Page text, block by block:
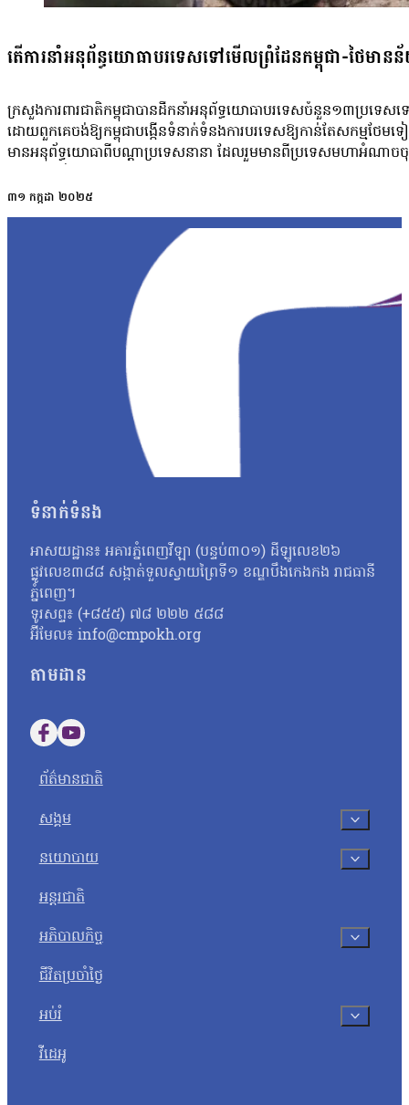
កៀរគរវិនិយោគិនឱ្យបោះទុនរកស៊ីតាមខ្សែក្រវាត់ព្រំដែនដើម្បីបង្កើតការងារឱ្
ពីរបីថ្ងៃជាប់គ្នា ដោយសារគ្មានអ្នកជិះ។ លោកកត់សម្គាល់ឃើញពលរដ្ឋខ្មែរ
ចេញពីក្រុងប៉ោយប៉ែតបណ្ដើរៗ ទំនងជាទៅស្រុកកំណើត ឬស្វែងរកការងារធ្
កំពុងបង្កការលំបាកផ្នែកជីវភាពសម្រាប់លោក។ លោកលើកឡើងថា៖«សូម
ព្រំដែនផង កុំទុកចោល កុំមើលរំលង ព្រោះអីបន្ទាប់ពីចុះបង្ក្រាបពួកស្កេមអ
ច្បាស់ជាមានបន្សល់ទុកនូវវិបត្តិសេដ្ឋកិច្ចរបស់ប្រជាជនដែលរស់នៅតំបន់ហ្
បន្តថា៖ «ដោយសារដំបូងៗពួកយើងទទួលយកអត់បានទេ ភ្លាមៗ យើងយកអ
អារម្មណ៍គេវិញមើល ថាចំណូលដែលយើងរកបានរាល់ថ្ងៃហើយ សុខៗស្រាប់
ចំណូលភ្លាមៗ យើងប្រវេប្រវាអត់ដឹងរកអីទេ ទទួលយកអត់បានទេភ្លាមៗ»។
សេដ្ឋកិច្ចពលរដ្ឋមូលដ្ឋាននៅពេលនេះ មិនមែនកើតឡើងតែចំពោះពលរដ្ឋន
ឡើយ ពោលគឺនៅតាមបណ្ដាខេត្តនានាស្ទើរពេញផ្ទៃប្រទេស ចាប់តាំងពីរដ្ឋាភិ
ដាក់ចេញនូវយុទ្ធនាការបង្ក្រាប និងបោសសម្អាតឧក្រិដ្ឋកម្មអនឡាញទ្រង់ទ្រ
ត្រឹមកំឡុងខែមេសា ឆ្នាំ២០២៦។ យោងតាមក្រសួងមហាផ្ទៃ រយៈពេលបីខែដំ
អាជ្ញាធរកម្ពុជាបានបង្ក្រាបទីតាំងឆបោកតាមប្រព័ន្ធបច្ចេកវិទ្យាចំនួន ១២០ទីតាំ
ចំនួន១៤។ ក្នុងប្រតិបត្តិការទាំងនេះ សមត្ថកិច្ចបានឃាត់ខ្លួនមនុស្សជាង៦ព
និងមាន២៣សញ្ជាតិ។ ចំណែកនៅក្នុងខែមេសា ឆ្នាំ២០២៦ បើតាមរបាយក
ក្រសួងមហាផ្ទៃដដែល សមត្ថកិច្ចបានចុះបង្ក្រាបទីតាំងឆបោកចំនួន ៤៨ កន្លែង
ចំនួន ១៣ រួមមានភ្នំពេញ បន្ទាយមានជ័យ ស្វាយរៀង ព្រះសីហនុ កំពង់ស្ពឺ
មួយចំនួនទៀត ក្នុងនោះសមត្ថកិច្ចបានឃាត់ខ្លួនបុគ្គលពាក់ព័ន្ធចំនួនសរុប
សញ្ជាតិ រួមទាំងខ្មែរផង។ នៅក្នុងខែមេសាដដែលនោះ កម្ពុជាបានបណ្ដេញ
៣៥៥៨នាក់ ចេញពីកម្ពុជា ក្នុងនោះមានជនជាតិចិន ថៃ វៀតណាម បង់ក្លាដ
ឥណ្ឌា ឥណ្ឌូនេស៊ី នេប៉ាល់ មីយ៉ាន់ម៉ា ម៉ាឡេស៊ី កូរ៉េ និងរ៉ូវាន់ដា ជាដើម។ បើ
លេខាធិការដ្ឋានគណៈកម្មការចំពោះកិច្ចប្រយុទ្ធប្រឆាំងការឆបោកតាមប្រព័ន្ធបច្
(គ.ឆ.ប.ឆ) លោក ឆៃ ស៊ីណារិទ្ធ ធ្លាប់បញ្ជាក់ជាសាធារណៈថា ចំណាត់ការបោ
កម្មឆបោកតាមអនឡាញនៅដើមឆ្នាំ២០២៦ អាចនឹងធ្វើឱ្យជនបរទេសយ៉ា
ជាង២០ម៉ឺននាក់ ស្ម័គ្រចិត្តចាកចេញពីប្រទេសកម្ពុជា។ ប្រក្រឡេកមើលស្ថាន
វិញ ក្រៅពីប៉ះពាល់ជីវភាព ការតិះដៀលពីបណ្ដាជនដទៃ ថាពួកគេចូលរួមការ
ទទួលផលពីអំពើឧក្រិដ្ឋកម្ម ក៏កំពុងញ៉ាំញីផ្លូវចិត្តពលរដ្ឋដែលកំពុងរងគ្រោះជីវភ
នៅមុនការផ្ដល់បទសម្ភាស រីណា យល់ឃើញថា នឹងគ្មាននរណាម្នាក់បើកចិត្ត
បាក់ស្បាតលែងចង់និយាយពីបញ្ហានេះតទៅទៀត។ នាយកប្រតិបត្តិអង្គការអ
កម្មអនឡាញនេះ មិនមែនកើតឡើងដោយសារប្រជាពលរដ្ឋខ្មែរឡើយ។ លោក
លើកទឹកចិត្តគ្នា គួរតែកើតមានឱ្យបានច្រើននៅក្នុងសង្គម។ លោក សេក សុ
ក្រោយ តើរដ្ឋាភិបាលមានយន្តការបើកឱ្យពួកគាត់ដែលជាអ្នកសេដ្ឋកិច្ចក្រៅប្
តើការនាំអនុព័ន្ធយោធាបរទេសទៅមើលព្រំដែនកម្ពុជា-ថៃមា
ក្រសួងការពារជាតិកម្ពុជាបានដឹកនាំអនុព័ទ្ធយោធាបរទេសចំនួន១៣ប្រទេស
ដោយពួកគេចង់ឱ្យកម្ពុជាបង្កើនទំនាក់ទំនងការបរទេសឱ្យកាន់តែសកម្មថែ
មានអនុព័ទ្ធយោធាពីបណ្ដាប្រទេសនានា ដែលរួមមានពីប្រទេសមហាអំណាច
មានប្រទេសមហាអំណាច ចូលរួមការងារជាមួយកម្ពុជាក្នុងជម្លោះកម្ពុជា-ថ
ថាកម្ពុជាគួរពិនិត្យឡើងវិញនូវនយោបាយការបរទេសជាមួយប្រទេសមហាអំណ
ទៅរកចិនពីសំណាក់កម្ពុជា។ លោកថា៖ «វាជាវេលាមួយល្អដែរសម្រាប់ក
ព្រោះយើងមើលទៅទាំងចិន ទាំងអាមេរិកហ្នឹងគឺគេមិនមានបំណងអីនឹងមកយ
គឺជាមួយមហាអំណាចទាំងអស់ហ្នឹងឡើងវិញ ពិសេសអាមេរិក និងចិន»។ ចំណែក
ដោយផ្ទាល់ ហើយលោកសង្ឃឹមថានឹងមានកាជំរុញឱ្យអនុវត្តបទឈប់បាញ់រវា
អង្គទូត១៣ប្រទេសផ្សេងទៀតដែលបានចុះទៅផ្ទាល់នៅតំបន់ជម្លោះ ខ្ញុំគិត
ជាមួយបរទេស គឺមានសារៈសំខាន់ ព្រោះលោកថាកន្លងមករដ្ឋាភិបាលកម្ពុជ
«អំណះតទៅ យើងត្រូវតែធ្វើការងារការទូតឱ្យកាន់តែសកម្មបន្ថែមទៀ
ធ្វើការងារការទូតយ៉ាងសកម្មទេ ដូច្នេះយើងជាប្រទេសរងគ្រោះ បែរទៅ
យោធាបរទេសនៅតំបន់ជម្លោះនៅពេលនេះមានសារៈសំខាន់សម្រាប់កម្ពុជា
អំណាចផងនៅពេលនេះ គឺពិតជាមានសារៈសំខាន់សម្រាប់កម្ពុជា ពីព្រោះអ្
បន្តថា កម្ពុជាគួរធ្វើឱ្យកាន់តែប្រសើរឡើងនូវទំនាក់ទំនងការបរទេស
ជាមួយបណ្ដាប្រទេសទាំងអស់ដើម្បីផលប្រយោជន៍ជាតិយើង ទាំងវិស័យនយោប
ដែលជាប្រធានអាស៊ានប្ដូរវេនទេ ប្រហែលជាយើងអត់ទាន់ទទួលបាននូវប
លោកសង្ឃឹមថា អ្នកដែលរងផលប៉ះពាល់ នឹងវិលត្រលប់ទៅរកជីវភាពប្រក្រតី
ប្រកដ និងបន្ធូរបន្ថយភាពតានតឹង ដោយសម្របសម្រួលជាមួយប្រទេសពាក់ព័ន្ធ
ទាំងតាមដានការអនុវត្តន៍បទឈប់បាញ់រវវាងប្រទេសទាំងពីរ។ អ្នកស្រីថា៖ «
ពាក់ព័ន្ធដើម្បីទៅឃ្លាំមើលទាំងទីតាំង ទាំងសភាពការណ៍ជាក់ស្ដែងនៅលើប
អាស៊ាន និងពីបណ្ដាប្រទេសមហាអំណាចចំនួន១៣ប្រទេស»។ អនុព័ទ្ធយោធា
នាយករដ្ឋមន្ត្រីនៃប្រទេសទាំងពីរនៅប្រទេសម៉ាឡេស៊ី ដែលមាននាយករដ្ឋមន្
៣១ កក្កដា ២០២៥
ទំនាក់ទំនង
អាសយដ្ឋាន៖ អគារភ្នំពេញវីឡា (បន្ទប់៣០១) ដីឡូលេខ២៦
ផ្លូវលេខ៣៨៨ សង្កាត់ទួលស្វាយព្រៃទី១ ខណ្ឌបឹងកេងកង រាជធានី
ភ្នំពេញ។
ទូរសព្ទ៖ (+៨៥៥) ៧៨ ២២២ ៥៨៨
អ៊ីមែល៖ info@cmpokh.org
តាមដាន
Follow us on Facebook
Follow us on YouTube
ព័ត៌មានជាតិ
សង្គម
នយោបាយ
អន្តរជាតិ
អភិបាលកិច្ច
ជីវិតប្រចាំថ្ងៃ
អប់រំ
វីដេអូ